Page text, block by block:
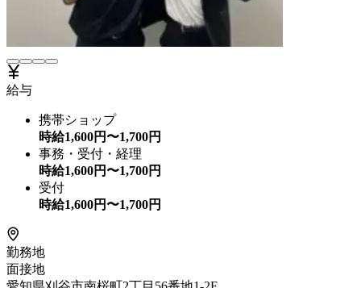
給与
携帯ショップ
時給1,600円〜1,700円
事務・受付・経理
時給1,600円〜1,700円
受付
時給1,600円〜1,700円
勤務地
面接地